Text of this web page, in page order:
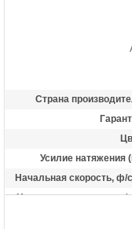
Страна
Усилие натяжения
Начальная скорость, ф/
Начальная скорость, м/